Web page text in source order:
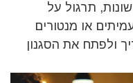
תרגול על
או מנטורים
ולפתח את הסגנון